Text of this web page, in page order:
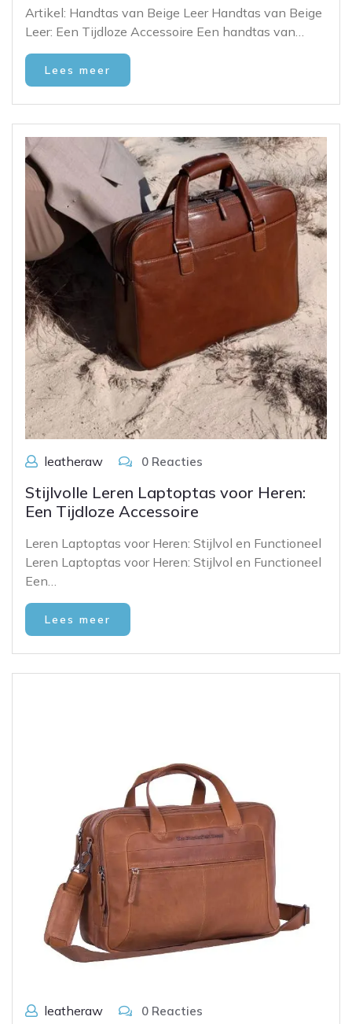
Artikel: Handtas van Beige Leer Handtas van Beige
Leer: Een Tijdloze Accessoire Een handtas van…
Lees meer
leatheraw 0 Reacties
Stijlvolle Leren Laptoptas voor Heren:
Een Tijdloze Accessoire
Leren Laptoptas voor Heren: Stijlvol en Functioneel
Leren Laptoptas voor Heren: Stijlvol en Functioneel
Een…
Lees meer
leatheraw 0 Reacties